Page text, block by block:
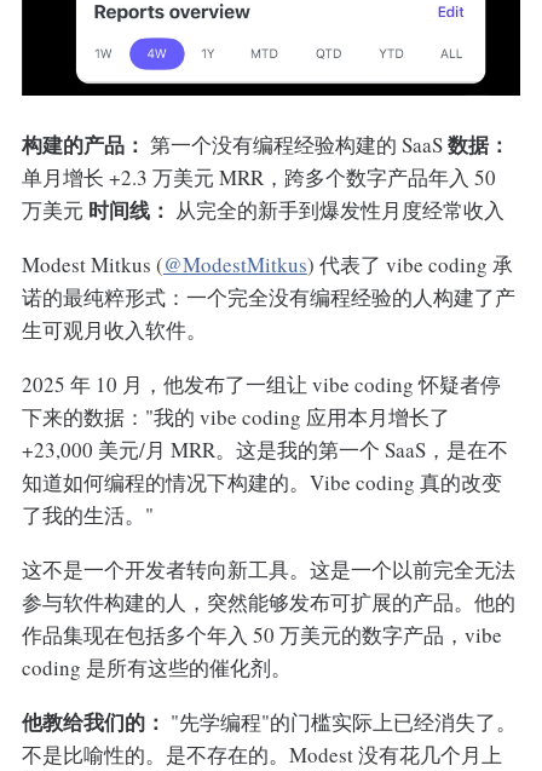
构建的产品： 第一个没有编程经验构建的 SaaS数据：
单月增长 +2.3 万美元 MRR，跨多个数字产品年入 50
万美元 时间线： 从完全的新手到爆发性月度经常收入
Modest Mitkus (@ModestMitkus) 代表了 vibe coding 承
诺的最纯粹形式：一个完全没有编程经验的人构建了产
生可观月收入软件。
2025 年 10 月，他发布了一组让 vibe coding 怀疑者停
下来的数据："我的 vibe coding 应用本月增长了
+23,000 美元/月 MRR。这是我的第一个 SaaS，是在不
知道如何编程的情况下构建的。Vibe coding 真的改变
了我的生活。"
这不是一个开发者转向新工具。这是一个以前完全无法
参与软件构建的人，突然能够发布可扩展的产品。他的
作品集现在包括多个年入 50 万美元的数字产品，vibe
coding 是所有这些的催化剂。
他教给我们的： "先学编程"的门槛实际上已经消失了。
不是比喻性的。是不存在的。Modest 没有花几个月上